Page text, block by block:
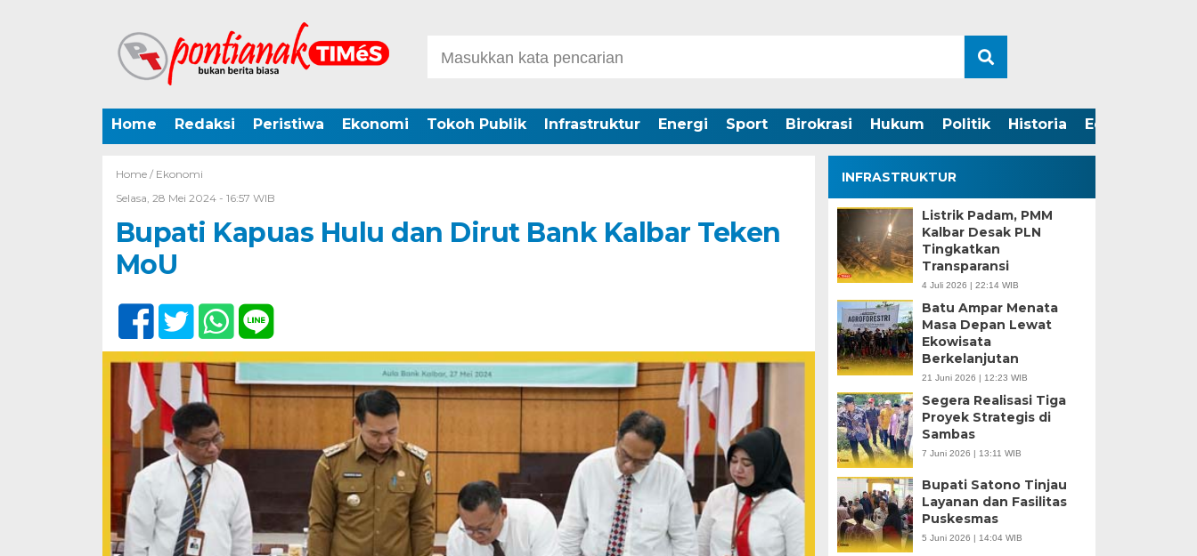
Home Redaksi Peristiwa Ekonomi Tokoh Publik Infrastruktur Energi Sport Birokrasi Hukum Politik Historia Edukasi
Home / Ekonomi
Selasa, 28 Mei 2024 - 16:57 WIB
Bupati Kapuas Hulu dan Dirut Bank Kalbar Teken
MoU
INFRASTRUKTUR
Listrik Padam, PMM
Kalbar Desak PLN
Tingkatkan
Transparansi
4 Juli 2026 | 22:14 WIB
Batu Ampar Menata
Masa Depan Lewat
Ekowisata
Berkelanjutan
21 Juni 2026 | 12:23 WIB
Segera Realisasi Tiga
Proyek Strategis di
Sambas
7 Juni 2026 | 13:11 WIB
Bupati Satono Tinjau
Layanan dan Fasilitas
Puskesmas
5 Juni 2026 | 14:04 WIB